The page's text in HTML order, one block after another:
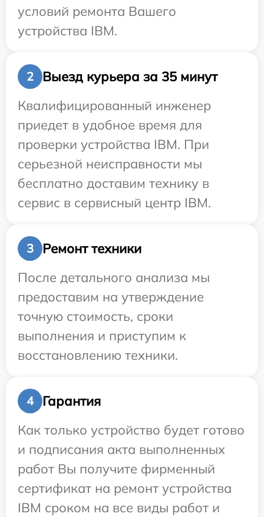
условий ремонта Вашего
устройства IBM.
2
Выезд курьера за 35 минут
Квалифицированный инженер
приедет в удобное время для
проверки устройства IBM. При
серьезной неисправности мы
бесплатно доставим технику в
сервис в сервисный центр IBM.
3
Ремонт техники
После детального анализа мы
предоставим на утверждение
точную стоимость, сроки
выполнения и приступим к
восстановлению техники.
4
Гарантия
Как только устройство будет готово
и подписания акта выполненных
работ Вы получите фирменный
сертификат на ремонт устройства
IBM сроком на все виды работ и